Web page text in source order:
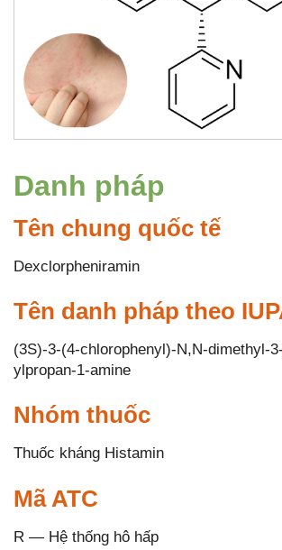
Danh pháp
Tên chung quốc tế
Dexclorpheniramin
Tên danh pháp theo
(3S)-3-(4-chlorophenyl)-N,N-dimethyl-
ylpropan-1-amine
Nhóm thuốc
Thuốc kháng Histamin
Mã ATC
R — Hệ thống hô hấp